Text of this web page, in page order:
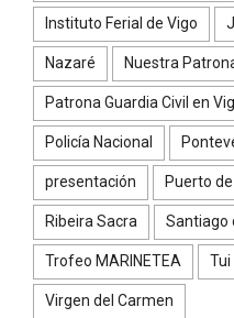
Instituto Ferial de Vigo
Nazaré Nuestra
Patrona Guardia Civil en
Policía Nacional
presentación Puerto
Ribeira Sacra Santiago
Trofeo MARINETEA Tui
Virgen del Carmen